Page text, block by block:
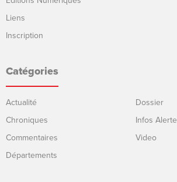
Liens
Inscription
Catégories
Actualité
Chroniques
Commentaires
Départements
Dossier
Infos Alerte
Video